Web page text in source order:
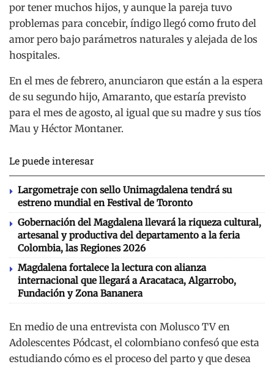
por tener muchos hijos, y aunque la pareja tuvo
problemas para concebir, índigo llegó como fruto del
amor pero bajo parámetros naturales y alejada de los
hospitales.
En el mes de febrero, anunciaron que están a la espera
de su segundo hijo, Amaranto, que estaría previsto
para el mes de agosto, al igual que su madre y sus tíos
Mau y Héctor Montaner.
Le puede interesar
Largometraje con sello Unimagdalena tendrá su
estreno mundial en Festival de Toronto
Gobernación del Magdalena llevará la riqueza cultural,
artesanal y productiva del departamento a la feria
Colombia, las Regiones 2026
Magdalena fortalece la lectura con alianza
internacional que llegará a Aracataca, Algarrobo,
Fundación y Zona Bananera
En medio de una entrevista con Molusco TV en
Adolescentes Pódcast, el colombiano confesó que esta
estudiando cómo es el proceso del parto y que desea